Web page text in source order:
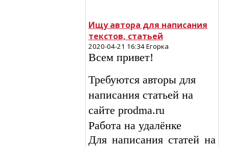
Ищу автора для написания
текстов, статьей
2020-04-21 16:34 Егорка
Всем привет!
Требуются авторы для
написания статьей на
сайте prodma.ru
Работа на удалёнке
Для написания статей на